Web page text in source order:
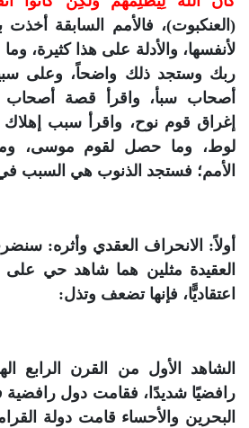
(العنكبوت)، فالأمم السابقة أخذت
لأنفسها، والأدلة على هذا كثيرة،
ربك وستجد ذلك واضحاً، وعلى
أصحاب سبأ، واقرأ قصة
إغراق قوم نوح، واقرأ سبب
لوط، وما حصل لقوم موسى،
الأمم؛ فستجد الذنوب هي السبب
أولاً: الانحراف العقدي وأثره:
العقيدة مثلين هما شاهد حي على
اعتقاديًّا، فإنها تضعف وتذل:
الشاهد الأول من القرن الرابع
رافضيًا شديدًا، فقامت دول
البحرين والأحساء قامت دولة